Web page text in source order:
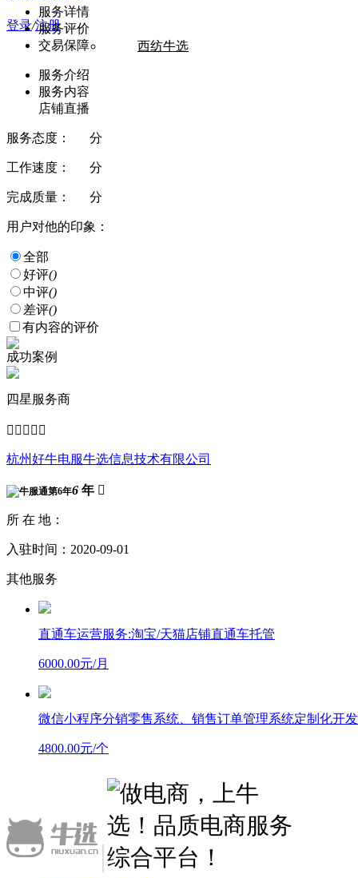
西纺牛选
登录/注册
服务详情
服务评价
交易保障
服务介绍
服务内容
店铺直播
服务态度： 分
工作速度： 分
完成质量： 分
用户对他的印象：
全部
好评()
中评()
差评()
有内容的评价
成功案例
四星服务商
    
杭州好牛电服牛选信息技术有限公司
6 年 
所 在 地：
入驻时间：2020-09-01
其他服务
直通车运营服务:淘宝/天猫店铺直通车托管
6000.00元/月
微信小程序分销零售系统、销售订单管理系统定制化开发
4800.00元/个
|